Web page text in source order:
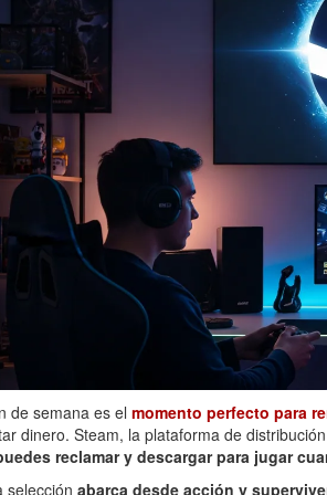
de semana es el momento perfecto para
dinero. Steam, la plataforma de
reclamar y descargar para jugar
selección abarca desde acción y